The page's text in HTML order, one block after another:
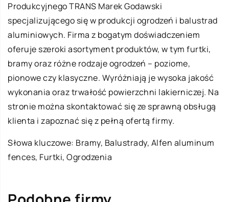
Produkcyjnego TRANS Marek Godawski
specjalizującego się w produkcji ogrodzeń i balustrad
aluminiowych. Firma z bogatym doświadczeniem
oferuje szeroki asortyment produktów, w tym furtki,
bramy oraz różne rodzaje ogrodzeń – poziome,
pionowe czy klasyczne. Wyróżniają je wysoka jakość
wykonania oraz trwałość powierzchni lakierniczej. Na
stronie można skontaktować się ze sprawną obsługą
klienta i zapoznać się z pełną ofertą firmy.
Słowa kluczowe: Bramy, Balustrady, Alfen aluminum
fences, Furtki, Ogrodzenia